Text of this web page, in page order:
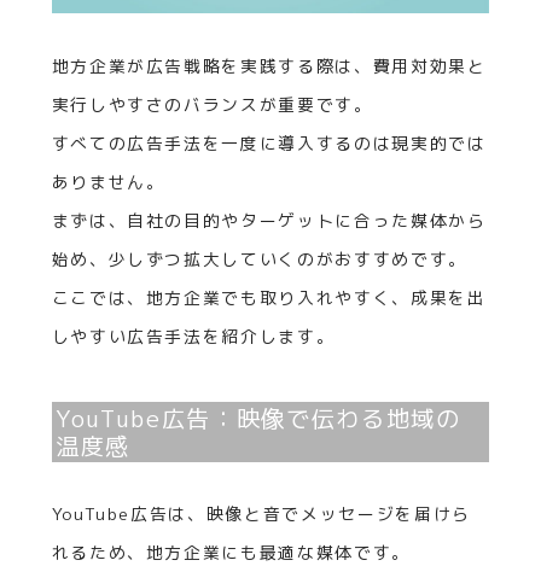
地方企業が広告戦略を実践する際は、費用対効果と
実行しやすさのバランスが重要です。
すべての広告手法を一度に導入するのは現実的では
ありません。
まずは、自社の目的やターゲットに合った媒体から
始め、少しずつ拡大していくのがおすすめです。
ここでは、地方企業でも取り入れやすく、成果を出
しやすい広告手法を紹介します。
YouTube広告：映像で伝わる地域の
温度感
YouTube広告は、映像と音でメッセージを届けら
れるため、地方企業にも最適な媒体です。